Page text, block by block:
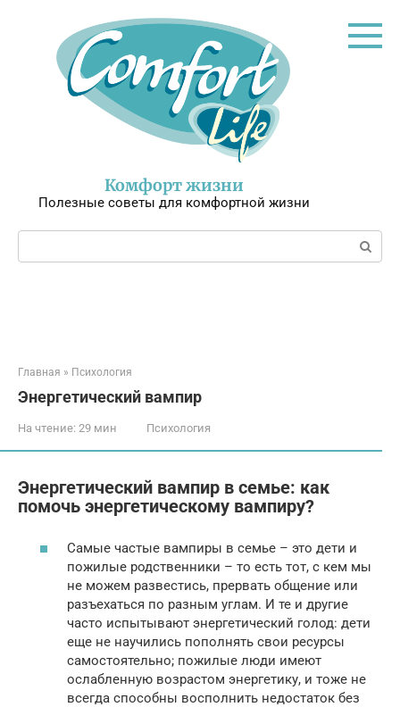
Комфорт жизни
Полезные советы для комфортной жизни
Поиск:
Главная » Психология
Энергетический вампир
На чтение: 29 мин Психология
Энергетический вампир в семье: как
помочь энергетическому вампиру?
Самые частые вампиры в семье – это дети и
пожилые родственники – то есть тот, с кем мы
не можем развестись, прервать общение или
разъехаться по разным углам. И те и другие
часто испытывают энергетический голод: дети
еще не научились пополнять свои ресурсы
самостоятельно; пожилые люди имеют
ослабленную возрастом энергетику, и тоже не
всегда способны восполнить недостаток без